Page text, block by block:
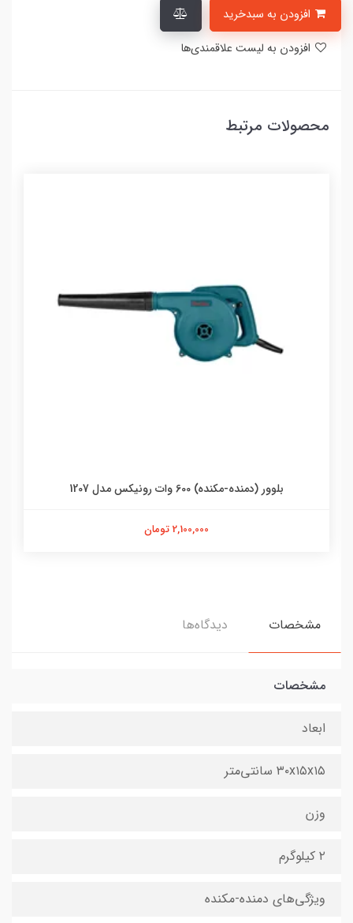
محصولات مرتبط
بلوور (دمنده-مکنده) 600 وات رونیکس مدل 1207
2,100,000 تومان
مشخصات دیدگاه‌ها
مشخصات
ابعاد
۳۰x۱۵x۱۵ سانتی‌متر
وزن
۲ کیلوگرم
ویژگی‌های دمنده-مکنده